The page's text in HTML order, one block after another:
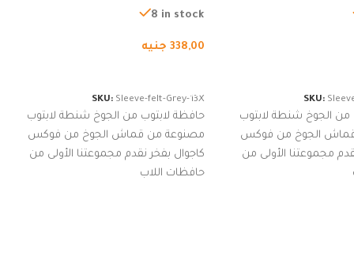
نوت بوك والتابلت،
SKU:
من الجوخ شنطة لابتوب
الجوخ من فوكس
مجموعتنا الأولى من
من الجوخ لجهاز نوت بوك والتابلت،
8 in stock
338,00 جنيه
SKU: Sleeve-felt-Grey-13X
حافظة لابتوب من الجوخ شنطة لابتوب
مصنوعة من قماش الجوخ من فوكس
كاجوال بفخر نقدم مجموعتنا الأولى من
حافظات اللاب